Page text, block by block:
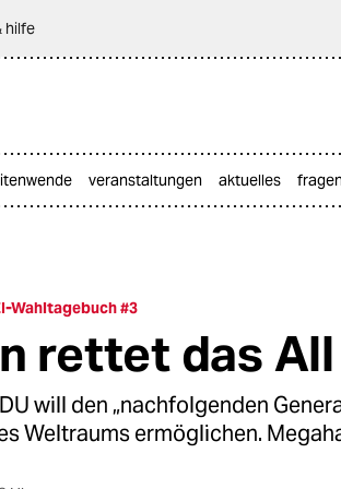
hilfe
veranstaltungen aktuelles
Wahltagebuch #3
rettet das All
will den „nachfolgenden
Weltraums ermöglichen.